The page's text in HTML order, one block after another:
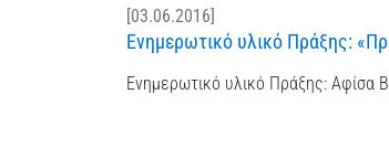
[03.06.2016]
Ενημερωτικό υλικό Πράξης:
Ενημερωτικό υλικό Πράξης: Αφίσα